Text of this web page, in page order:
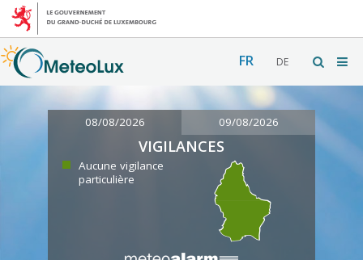
FR DE
08/08/2026 09/08/2026
VIGILANCES
Aucune vigilance
particulière